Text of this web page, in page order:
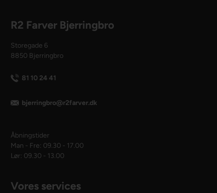
R2 Farver Bjerringbro
Storegade 6
8850 Bjerringbro
81 10 24 41
bjerringbro@r2farver.dk
Åbningstider
Man - Fre: 09.30 - 17.00
Lør: 09.30 - 13.00
Vores services